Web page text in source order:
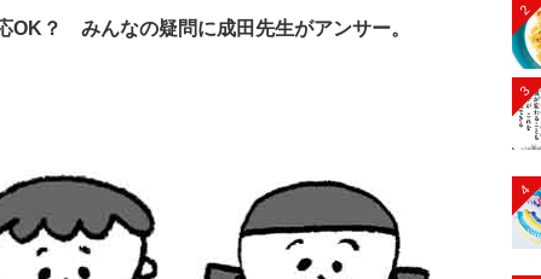
OK？ みんなの疑問に成田先生がアンサー。
2
3
4